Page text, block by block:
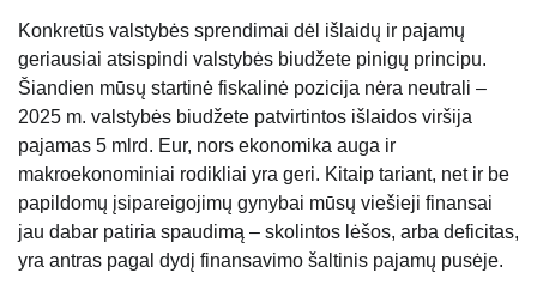
Konkretūs valstybės sprendimai dėl išlaidų ir pajamų
geriausiai atsispindi valstybės biudžete pinigų principu.
Šiandien mūsų startinė fiskalinė pozicija nėra neutrali –
2025 m. valstybės biudžete patvirtintos išlaidos viršija
pajamas 5 mlrd. Eur, nors ekonomika auga ir
makroekonominiai rodikliai yra geri. Kitaip tariant, net ir be
papildomų įsipareigojimų gynybai mūsų viešieji finansai
jau dabar patiria spaudimą – skolintos lėšos, arba deficitas,
yra antras pagal dydį finansavimo šaltinis pajamų pusėje.